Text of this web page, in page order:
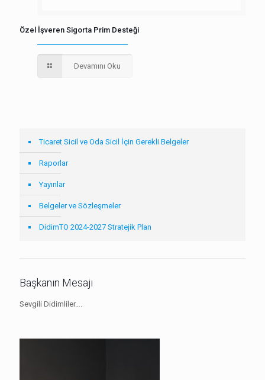
Özel İşveren Sigorta Prim Desteği
Devamını Oku
Ticaret Sicil ve Oda Sicil İçin Gerekli Belgeler
Raporlar
Yayınlar
Belgeler ve Sözleşmeler
DidimTO 2024-2027 Stratejik Plan
Başkanın Mesajı
Sevgili Didimliler….